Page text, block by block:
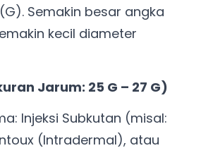
Semakin besar angka
kecil diameter
Jarum: 25 G – 27 G)
Injeksi Subkutan (misal:
(Intradermal), atau